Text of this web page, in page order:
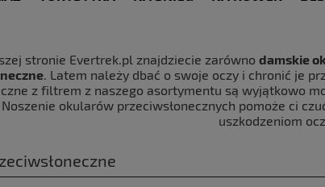
stronie Evertrek.pl znajdziecie zarówno damskie
. Latem należy dbać o swoje oczy i chronić je
z filtrem z naszego asortymentu są wyjątkowo
okularów przeciwsłonecznych pomoże ci
uszkodzeniom